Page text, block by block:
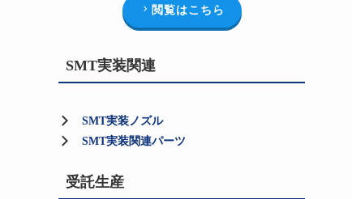
閲覧はこちら
SMT実装関連
SMT実装ノズル
SMT実装関連パーツ
受託生産